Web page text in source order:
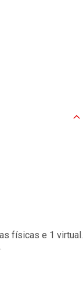
físicas e 1 virtual.